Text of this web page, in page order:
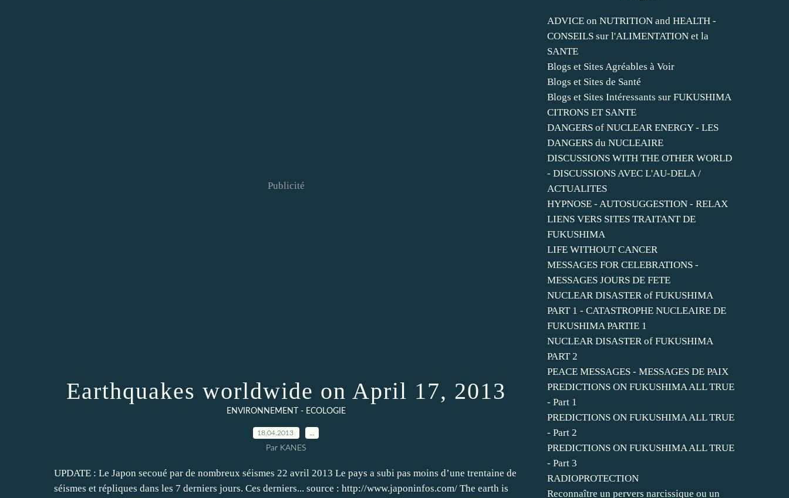
Publicité
Earthquakes worldwide on April 17, 2013
ENVIRONNEMENT - ECOLOGIE
18.04.2013
Par KANES
UPDATE : Le Japon secoué par de nombreux séismes 22 avril 2013 Le pays a subi pas moins d’une trentaine de
séismes et répliques dans les 7 derniers jours. Ces derniers... source : http://www.japoninfos.com/ The earth is
ADVICE on NUTRITION and HEALTH -
CONSEILS sur l'ALIMENTATION et la
SANTE
Blogs et Sites Agréables à Voir
Blogs et Sites de Santé
Blogs et Sites Intéressants sur FUKUSHIMA
CITRONS ET SANTE
DANGERS of NUCLEAR ENERGY - LES
DANGERS du NUCLEAIRE
DISCUSSIONS WITH THE OTHER WORLD
- DISCUSSIONS AVEC L'AU-DELA /
ACTUALITES
HYPNOSE - AUTOSUGGESTION - RELAX
LIENS VERS SITES TRAITANT DE
FUKUSHIMA
LIFE WITHOUT CANCER
MESSAGES FOR CELEBRATIONS -
MESSAGES JOURS DE FETE
NUCLEAR DISASTER of FUKUSHIMA
PART 1 - CATASTROPHE NUCLEAIRE DE
FUKUSHIMA PARTIE 1
NUCLEAR DISASTER of FUKUSHIMA
PART 2
PEACE MESSAGES - MESSAGES DE PAIX
PREDICTIONS ON FUKUSHIMA ALL TRUE
- Part 1
PREDICTIONS ON FUKUSHIMA ALL TRUE
- Part 2
PREDICTIONS ON FUKUSHIMA ALL TRUE
- Part 3
RADIOPROTECTION
Reconnaître un pervers narcissique ou un